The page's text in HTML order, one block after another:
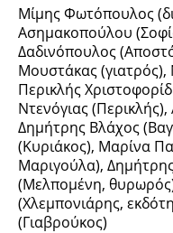
Μίμης Φωτόπουλος
Ασημακοπούλου
Δαδινόπουλος
Μουστάκας (γιατρός),
Περικλής
Ντενόγιας
Δημήτρης Βλάχος
(Κυριάκος), Μαρίνα
Μαριγούλα),
(Μελπομένη,
(Χλεμπονιάρης,
(Γιαβρούκος)